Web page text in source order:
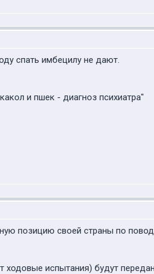
спать имбецилу не дают.
и пшек - диагноз психиатра"
позицию своей страны по
испытания) будут